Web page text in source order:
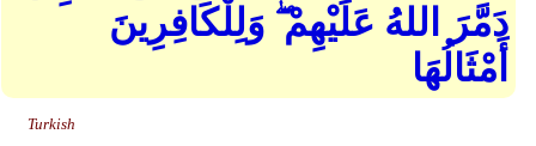
دَمَّرَ اللهُ عَلَيْهِمْ ۖ وَلِلْكَافِرِينَ
أَمْثَالُهَا
Turkish